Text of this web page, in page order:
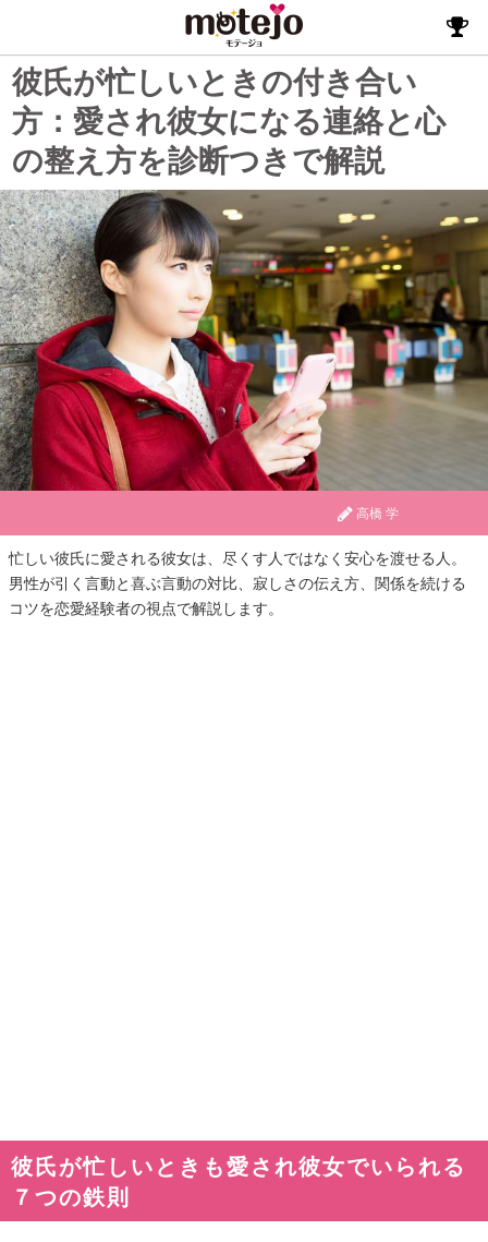
彼氏が忙しいときの付き合い
方：愛され彼女になる連絡と心
の整え方を診断つきで解説
高橋 学
忙しい彼氏に愛される彼女は、尽くす人ではなく安心を渡せる人。
男性が引く言動と喜ぶ言動の対比、寂しさの伝え方、関係を続ける
コツを恋愛経験者の視点で解説します。
彼氏が忙しいときも愛され彼女でいられる
７つの鉄則